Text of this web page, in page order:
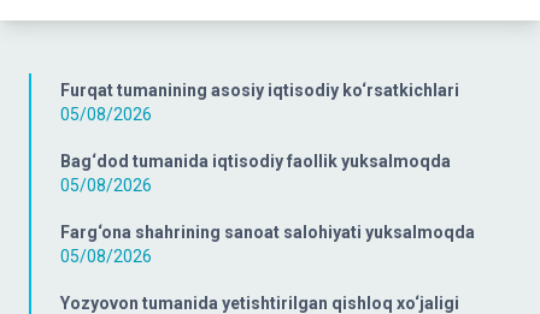
Furqat tumanining asosiy iqtisodiy ko‘rsatkichlari
05/08/2026
Bag‘dod tumanida iqtisodiy faollik yuksalmoqda
05/08/2026
Farg‘ona shahrining sanoat salohiyati yuksalmoqda
05/08/2026
Yozyovon tumanida yetishtirilgan qishloq xo‘jaligi